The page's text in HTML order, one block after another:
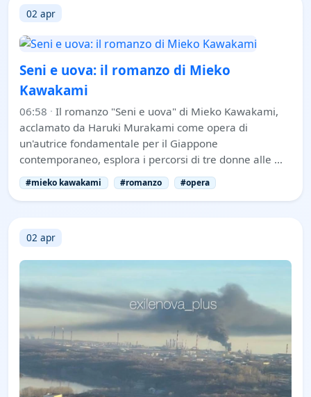
02 apr
Seni e uova: il romanzo di Mieko
Kawakami
06:58 · Il romanzo "Seni e uova" di Mieko Kawakami,
acclamato da Haruki Murakami come opera di
un'autrice fondamentale per il Giappone
contemporaneo, esplora i percorsi di tre donne alle …
#mieko kawakami #romanzo #opera
02 apr